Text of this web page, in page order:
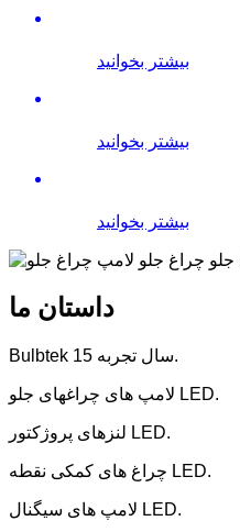
بیشتر بخوانید
بیشتر بخوانید
بیشتر بخوانید
داستان ما
Bulbtek 15 سال تجربه.
لامپ های چراغهای جلو LED.
لنزهای پروژکتور LED.
چراغ های کمکی نقطه LED.
لامپ های سیگنال LED.